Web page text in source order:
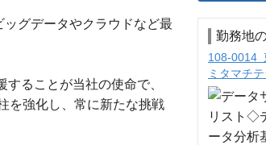
グデータやクラウドなど最
ることが当社の使命で、
を強化し、常に新たな挑戦
勤務地
108-0014
ミタマチ